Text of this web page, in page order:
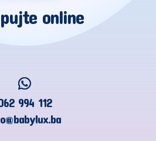
online
994 112